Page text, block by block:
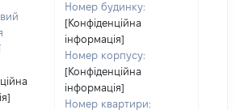
Номер будинку:
[Конфіденційна
інформація]
Номер корпусу:
[Конфіденційна
інформація]
Номер квартири: